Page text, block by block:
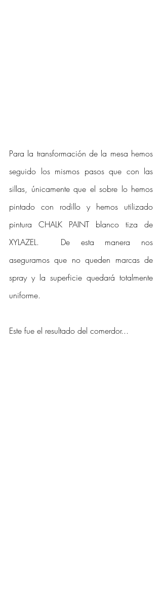
Para la transformación de la mesa hemos
seguido los mismos pasos que con las
sillas, únicamente que el sobre lo hemos
pintado con rodillo y hemos utilizado
pintura CHALK PAINT blanco tiza de
XYLAZEL.  De esta manera nos
aseguramos que no queden marcas de
spray y la superficie quedará totalmente
uniforme.
Este fue el resultado del comerdor...